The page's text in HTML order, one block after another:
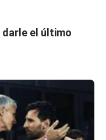
darle el último